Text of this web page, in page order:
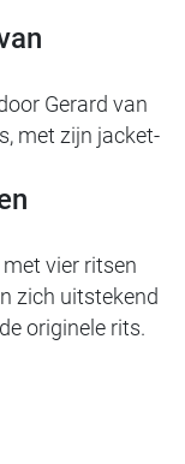
Gerard van
met zijn jacket-
vier ritsen
zich uitstekend
originele rits.